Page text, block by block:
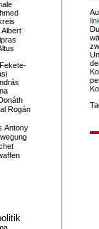
Albert
Rogán
Antony